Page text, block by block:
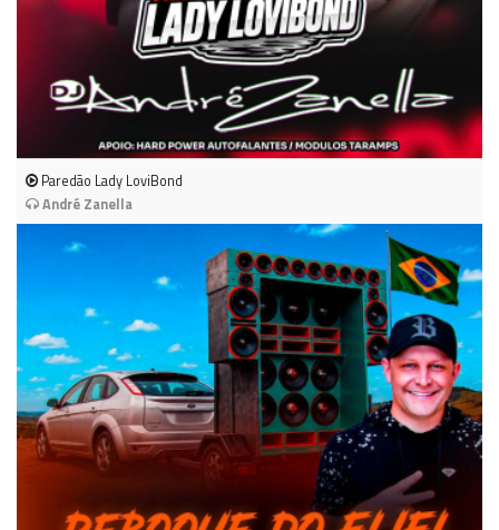
Paredão Lady LoviBond
André Zanella